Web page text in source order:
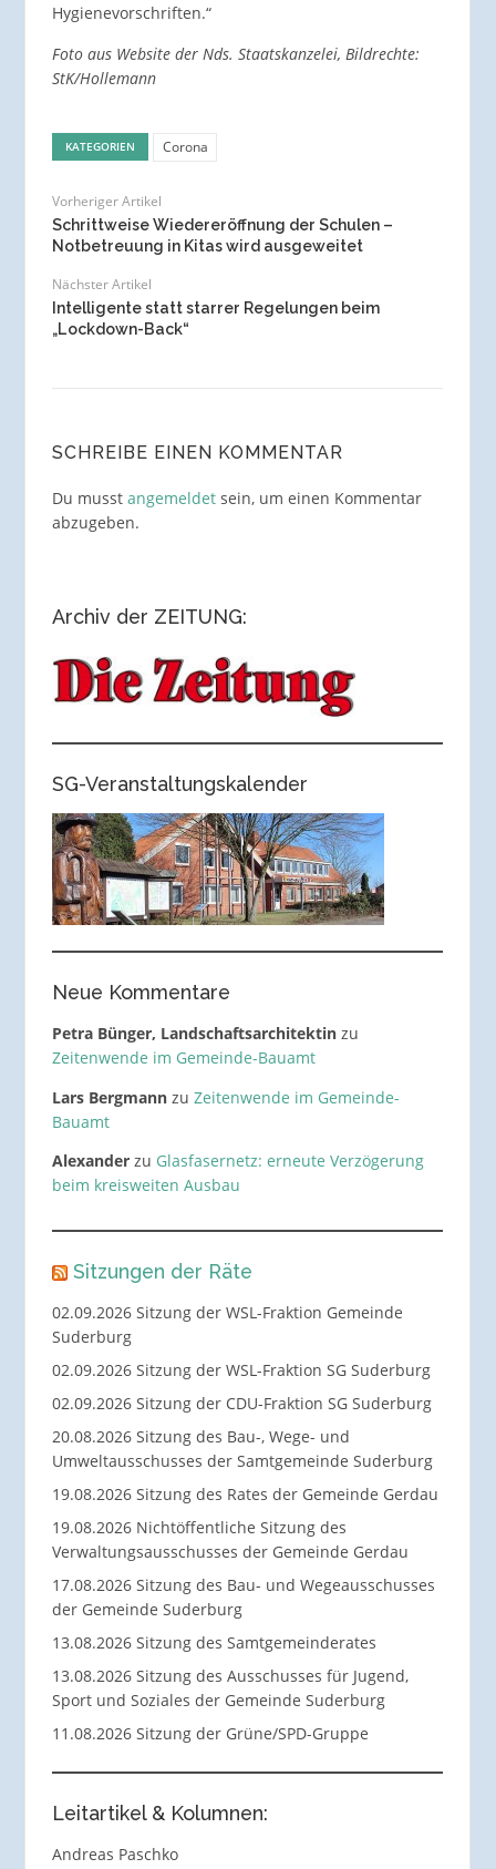
Hygienevorschriften.“
Foto aus Website der Nds. Staatskanzelei, Bildrechte:
StK/Hollemann
KATEGORIEN Corona
Vorheriger Artikel
Schrittweise Wiedereröffnung der Schulen –
Notbetreuung in Kitas wird ausgeweitet
Nächster Artikel
Intelligente statt starrer Regelungen beim
„Lockdown-Back“
SCHREIBE EINEN KOMMENTAR
Du musst angemeldetsein, um einen Kommentar
abzugeben.
Archiv der ZEITUNG:
SG-Veranstaltungskalender
Neue Kommentare
Petra Bünger, Landschaftsarchitektinzu
Zeitenwende im Gemeinde-Bauamt
Lars Bergmannzu Zeitenwende im Gemeinde-
Bauamt
Alexanderzu Glasfasernetz: erneute Verzögerung
beim kreisweiten Ausbau
Sitzungen der Räte
02.09.2026 Sitzung der WSL-Fraktion Gemeinde
Suderburg
02.09.2026 Sitzung der WSL-Fraktion SG Suderburg
02.09.2026 Sitzung der CDU-Fraktion SG Suderburg
20.08.2026 Sitzung des Bau-, Wege- und
Umweltausschusses der Samtgemeinde Suderburg
19.08.2026 Sitzung des Rates der Gemeinde Gerdau
19.08.2026 Nichtöffentliche Sitzung des
Verwaltungsausschusses der Gemeinde Gerdau
17.08.2026 Sitzung des Bau- und Wegeausschusses
der Gemeinde Suderburg
13.08.2026 Sitzung des Samtgemeinderates
13.08.2026 Sitzung des Ausschusses für Jugend,
Sport und Soziales der Gemeinde Suderburg
11.08.2026 Sitzung der Grüne/SPD-Gruppe
Leitartikel & Kolumnen:
Andreas Paschko